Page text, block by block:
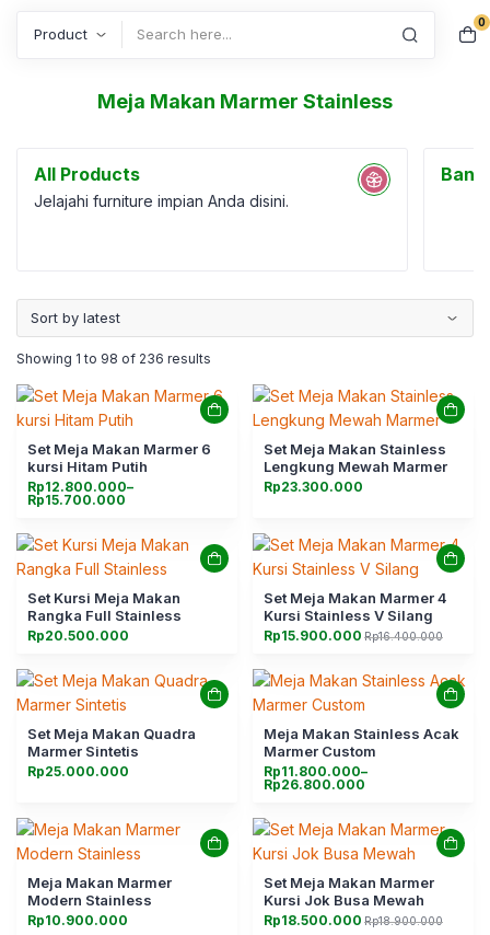
0
Meja Makan Marmer Stainless
All Products
Jelajahi furniture impian Anda disini.
Showing 1 to 98 of 236 results
Set Meja Makan Marmer 6
kursi Hitam Putih
Rp12.800.000–
Rp15.700.000
Rentang
harga:
Rp12.800.000
Rp15.700.000
Set Meja Makan Stainless
Lengkung Mewah Marmer
Rp23.300.000
Set Kursi Meja Makan
Rangka Full Stainless
Rp20.500.000
Set Meja Makan Marmer 4
Kursi Stainless V Silang
Rp16.400.000
Harga
adalah:
Rp16.400.000.
Rp15.900.000
Harga
ini
adalah:
Rp15.900.000.
Set Meja Makan Quadra
Marmer Sintetis
Rp25.000.000
Meja Makan Stainless Acak
Marmer Custom
Rp11.800.000–
Rp26.800.000
Rentang
harga:
Rp11.800.000
Rp26.800.000
Meja Makan Marmer
Modern Stainless
Rp10.900.000
Set Meja Makan Marmer
Kursi Jok Busa Mewah
Rp18.900.000
Harga
Rp18.500.000
Harga